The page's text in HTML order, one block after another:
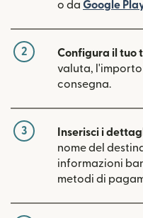
o da Google
2 Configura il tuo
valuta,
consegna.
3 Inserisci i
nome del
informazioni
metodi di